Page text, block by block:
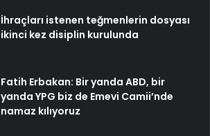
İhraçları istenen teğmenlerin dosyası
ikinci kez disiplin kurulunda
Fatih Erbakan: Bir yanda ABD, bir
yanda YPG biz de Emevi Camii’nde
namaz kılıyoruz